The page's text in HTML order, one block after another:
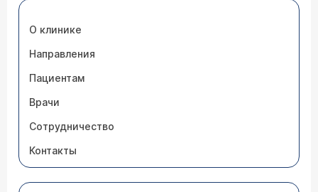
О клинике
Направления
Пациентам
Врачи
Сотрудничество
Контакты